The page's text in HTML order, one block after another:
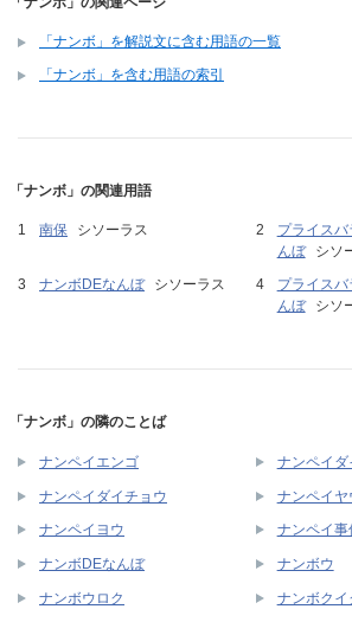
「ナンボ」を解説文に含む用語の一覧
「ナンボ」を含む用語の索引
「ナンボ」の関連用語
南保 シソーラス
プライス
んぼ
シソ
ナンボDEなんぼ
シソーラス
プライス
んぼ
シソ
「ナンボ」の隣のことば
ナンペイエンゴ ナンペイダ
ナンペイダイチョウ ナンペイヤ
ナンペイヨウ ナンペイ事
ナンボDEなんぼ ナンボウ
ナンボウロク ナンボクイ